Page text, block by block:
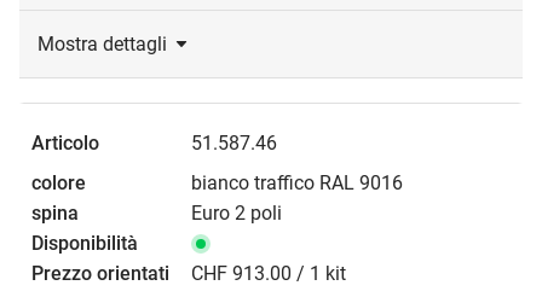
Mostra dettagli
51.587.46
bianco traffico RAL 9016
Euro 2 poli
CHF 913.00 / 1 kit